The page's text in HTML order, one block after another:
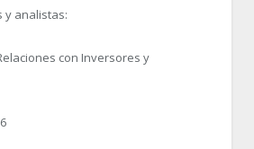
y analistas:
con Inversores y